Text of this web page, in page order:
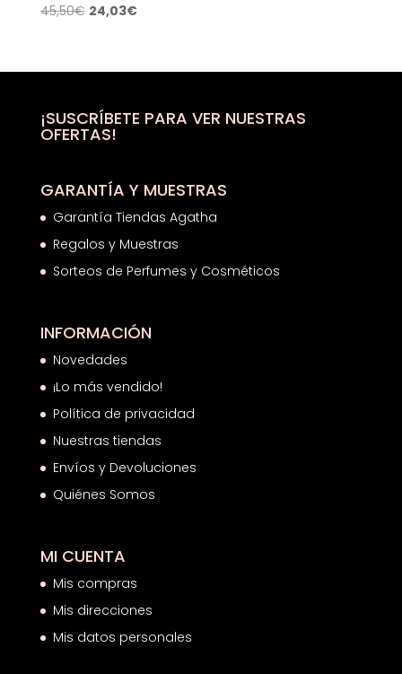
45,50€ El
era:
24,03€El
es:
¡SUSCRÍBETE PARA VER NUESTRAS
OFERTAS!
GARANTÍA Y MUESTRAS
Garantía Tiendas Agatha
Regalos y Muestras
Sorteos de Perfumes y Cosméticos
INFORMACIÓN
Novedades
¡Lo más vendido!
Política de privacidad
Nuestras tiendas
Envíos y Devoluciones
Quiénes Somos
MI CUENTA
Mis compras
Mis direcciones
Mis datos personales